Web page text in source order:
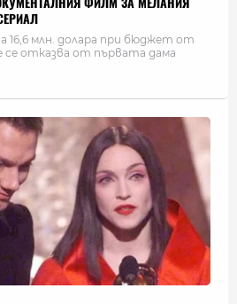
16,6 млн. долара при бюджет от
се отказва от първата дама